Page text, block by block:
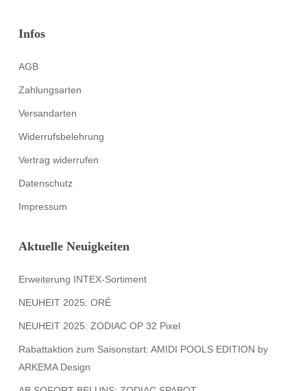
Infos
AGB
Zahlungsarten
Versandarten
Widerrufsbelehrung
Vertrag widerrufen
Datenschutz
Impressum
Aktuelle Neuigkeiten
Erweiterung INTEX-Sortiment
NEUHEIT 2025: ORÉ
NEUHEIT 2025: ZODIAC OP 32 Pixel
Rabattaktion zum Saisonstart: AMIDI POOLS EDITION by
ARKEMA Design